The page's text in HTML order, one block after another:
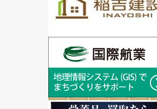
の
ド
目
の
ス
ラ
1